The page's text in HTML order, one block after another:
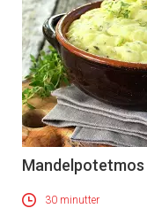
Mandelpotetmos
30 minutter